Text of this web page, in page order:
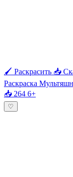
🖌 Раскрасить 📥
Раскраска
📥 264 6+
♡